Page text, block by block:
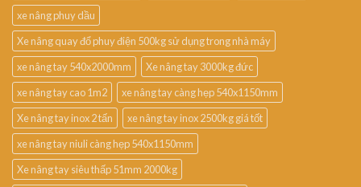
xe nâng phuy dầu
Xe nâng quay đổ phuy điện 500kg sử dụng trong nhà máy
xe nâng tay 540x2000mm
Xe nâng tay 3000kg đức
xe nâng tay cao 1m2
xe nâng tay càng hẹp 540x1150mm
Xe nâng tay inox 2 tấn
xe nâng tay inox 2500kg giá tốt
xe nâng tay niuli càng hẹp 540x1150mm
Xe nâng tay siêu thấp 51mm 2000kg